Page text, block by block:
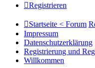
Registrieren
Startseite < Forum
Impressum
Datenschutzerklärung
Registrierung und
Willkommen